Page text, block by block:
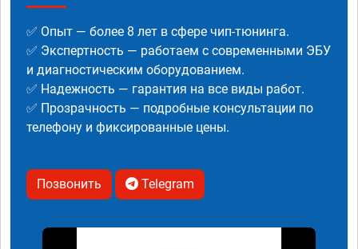
✅ Опыт — более 8 лет в сфере чип-тюнинга.
✅ Экспертность — работаем с современными ЭБУ
и диагностическим оборудованием.
✅ Надежность — гарантия на все виды работ.
✅ Прозрачность — подробные консультации по
телефону и фиксированные цены.
Позвонить Telegram